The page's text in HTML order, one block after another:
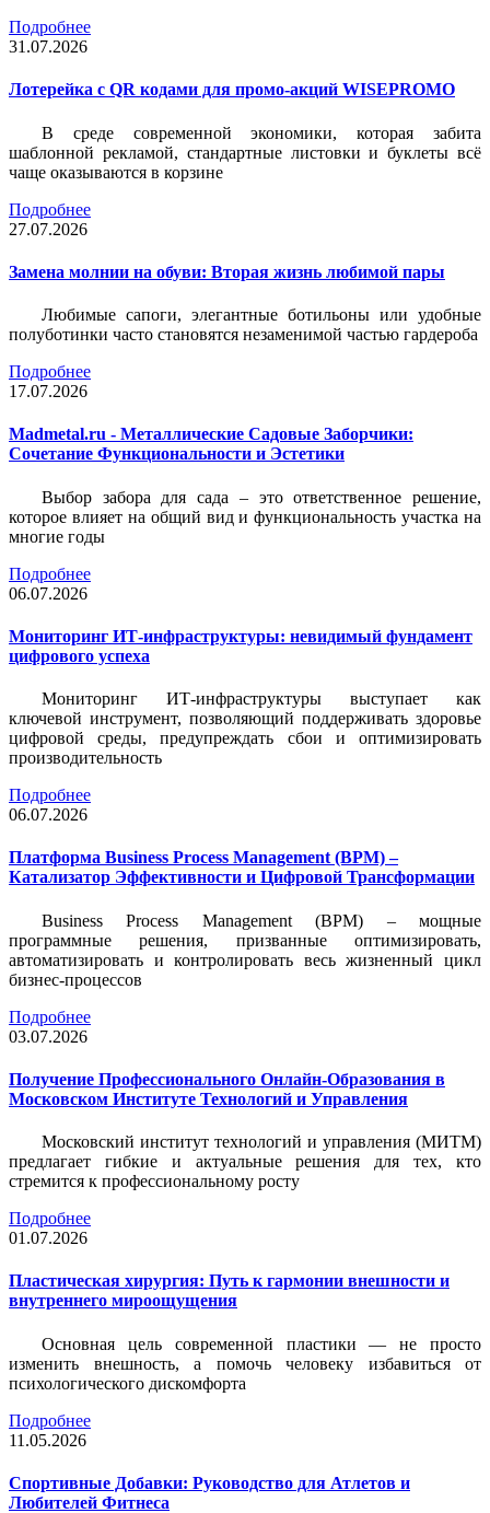
Подробнее
31.07.2026
Лотерейка c QR кодами для промо-акций WISEPROMO
В среде современной экономики, которая забита
шаблонной рекламой, стандартные листовки и буклеты всё
чаще оказываются в корзине
Подробнее
27.07.2026
Замена молнии на обуви: Вторая жизнь любимой пары
Любимые сапоги, элегантные ботильоны или удобные
полуботинки часто становятся незаменимой частью гардероба
Подробнее
17.07.2026
Madmetal.ru - Металлические Садовые Заборчики:
Сочетание Функциональности и Эстетики
Выбор забора для сада – это ответственное решение,
которое влияет на общий вид и функциональность участка на
многие годы
Подробнее
06.07.2026
Мониторинг ИТ-инфраструктуры: невидимый фундамент
цифрового успеха
Мониторинг ИТ-инфраструктуры выступает как
ключевой инструмент, позволяющий поддерживать здоровье
цифровой среды, предупреждать сбои и оптимизировать
производительность
Подробнее
06.07.2026
Платформа Business Process Management (BPM) –
Катализатор Эффективности и Цифровой Трансформации
Business Process Management (BPM) – мощные
программные решения, призванные оптимизировать,
автоматизировать и контролировать весь жизненный цикл
бизнес-процессов
Подробнее
03.07.2026
Получение Профессионального Онлайн-Образования в
Московском Институте Технологий и Управления
Московский институт технологий и управления (МИТМ)
предлагает гибкие и актуальные решения для тех, кто
стремится к профессиональному росту
Подробнее
01.07.2026
Пластическая хирургия: Путь к гармонии внешности и
внутреннего мироощущения
Основная цель современной пластики — не просто
изменить внешность, а помочь человеку избавиться от
психологического дискомфорта
Подробнее
11.05.2026
Спортивные Добавки: Руководство для Атлетов и
Любителей Фитнеса